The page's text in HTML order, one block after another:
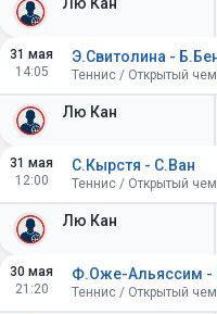
31 мая
14:05
Лю Кан
Э.Свитолина -
31 мая
12:00
Лю Кан
С.Кырстя - С.Ван
30 мая
21:20
Ф.Оже-Альяссим -